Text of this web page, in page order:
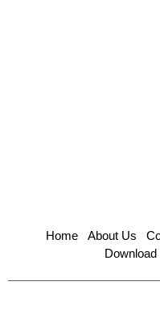
Home About Us
Download